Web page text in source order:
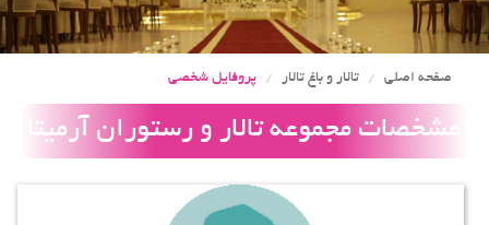
صفحه اصلی تالار و باغ تالار پروفایل شخصی
مشخصات مجموعه تالار و رستوران آرمیتا